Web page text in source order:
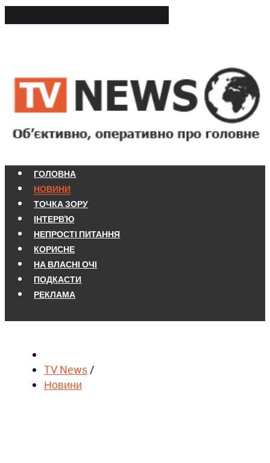
ГОЛОВНА
НОВИНИ
ТОЧКА ЗОРУ
ІНТЕРВ'Ю
НЕПРОСТІ ПИТАННЯ
КОРИСНЕ
НА ВЛАСНІ ОЧІ
ПОДКАСТИ
РЕКЛАМА
TV News/
Новини